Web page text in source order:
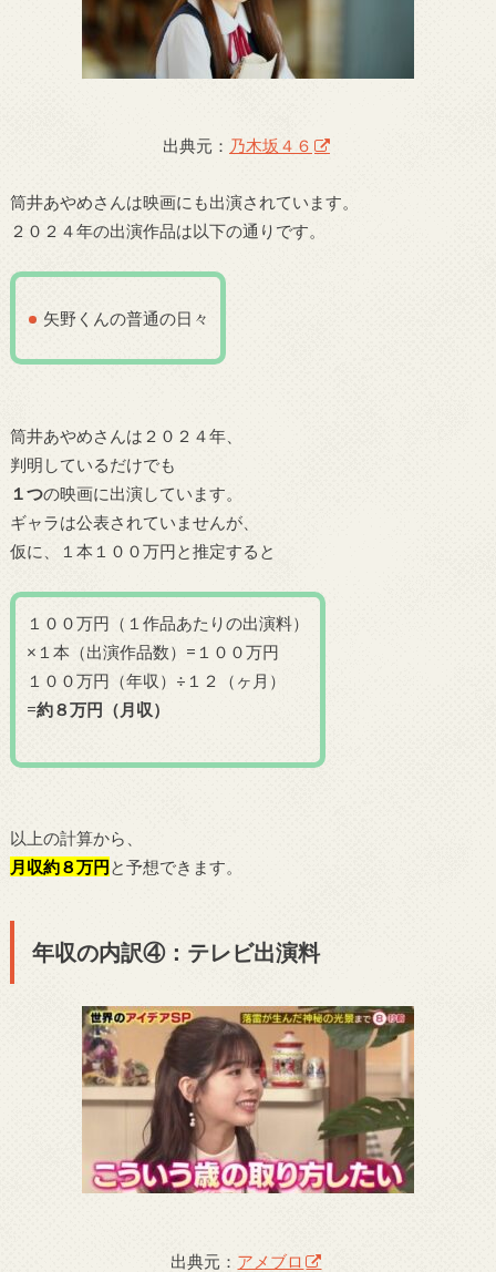
出典元： 乃木坂４６
筒井あやめさんは映画にも出演されています。
２０２４年の出演作品は以下の通りです。
矢野くんの普通の日々
筒井あやめさんは２０２４年、
判明しているだけでも
１つの映画に出演しています。
ギャラは公表されていませんが、
仮に、１本１００万円と推定すると
１００万円（１作品あたりの出演料）
×１本（出演作品数）=１００万円
１００万円（年収）÷１２（ヶ月）
=約８万円（月収）
以上の計算から、
月収約８万円と予想できます。
年収の内訳④：テレビ出演料
出典元： アメブロ